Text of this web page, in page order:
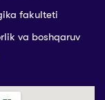
fakulteti
va boshqaruv